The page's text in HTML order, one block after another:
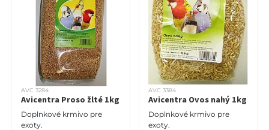
AVC 3284
Avicentra Proso žlté 1kg
Doplnkové krmivo pre
exoty.
AVC 3384
Avicentra Ovos nahý 1kg
Doplnkové krmivo pre
exoty.